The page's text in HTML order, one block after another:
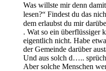
Was willste mir denn
lesen?“ Findest du das
dem erlaubst du mir
. Wat so ein überflüssiger
eigentlich nicht. Habe
der Gemeinde darüber
Und aus solch d…..
Aber solche Menschen